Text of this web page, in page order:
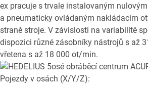
ex pracuje s trvale instalovaným
a pneumaticky ovládaným nakládacím
straně stroje. V závislosti na variabilitě
dispozici různé zásobníky nástrojů s až
vřetena s až 18 000 ot/min.
Pojezdy v osách (X/Y/Z):